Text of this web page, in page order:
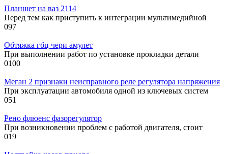
Планшет на ваз 2114
Перед тем как приступить к интеграции мультимедийной
097
Обтяжка гбц чери амулет
При выполнении работ по установке прокладки детали
0100
Меган 2 признаки неисправного реле регулятора напряжения
При эксплуатации автомобиля одной из ключевых систем
051
Рено флюенс фазорегулятор
При возникновении проблем с работой двигателя, стоит
019